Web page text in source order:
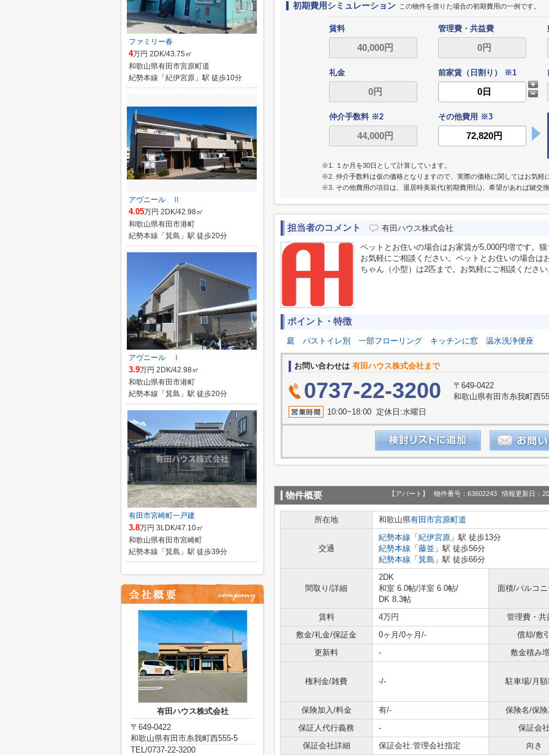
初期費用シミュレーション この物件を借りた場合の初期費用の一例です。
賃料 管理費・共益費
礼金 前家賃（日割り） ※1
仲介手数料 ※2 その他費用 ※3
※1. １か月を30日として計算しています。
※2. 仲介手数料は仮の価格となりますので、実際の価格に関してはお気軽
※3. その他費用の項目は、退居時美装代(初期費用払)、希望があれば鍵交
担当者のコメント 有田ハウス株式会社
ペットとお住いの場合はお家賃が5,000円増です。
お気軽にご相談ください。ペットとお住いの場合は
ちゃん（小型）は2匹まで。お気軽にご相談くださ
ポイント・特徴
庭 バストイレ別 一部フローリング キッチンに窓 温水洗浄便座
お問い合わせは 有田ハウス株式会社まで
0737-22-3200
〒649-0422
和歌山県有田市糸我町西
10:00~18:00 定休日:水曜日
物件概要 【アパート】 物件番号：63602243 情報更新日：
所在地 和歌山県有田市宮原町道
交通
紀勢本線 「 紀伊宮原 」駅 徒歩13分
紀勢本線 「 藤並 」駅 徒歩56分
紀勢本線 「 箕島 」駅 徒歩66分
間取り/詳細
2DK
和室 6.0帖/洋室 6.0帖/
DK 8.3帖
面積/バルコ
賃料 4万円
管理費・共
敷金/礼金/保証金
0ヶ月/0ヶ月/-
償却/敷
更新料
- 敷金積み
権利金/雑費 -/- 駐車場/月
保険加入/料金 有/-
保険名/保
保証人代行義務
-
保証会
保証会社詳細
保証会社:管理会社指定
向き
ファミリー春
4万円 2DK/43.75㎡
和歌山県有田市宮原町道
紀勢本線「紀伊宮原」駅 徒歩10分
アヴニール Ⅱ
4.05万円 2DK/42.98㎡
和歌山県有田市港町
紀勢本線「箕島」駅 徒歩20分
アヴニール Ⅰ
3.9万円 2DK/42.98㎡
和歌山県有田市港町
紀勢本線「箕島」駅 徒歩20分
有田市宮崎町一戸建
3.8万円 3LDK/47.10㎡
和歌山県有田市宮崎町
紀勢本線「箕島」駅 徒歩39分
有田ハウス株式会社
〒649-0422
和歌山県有田市糸我町西555-5
TEL/0737-22-3200